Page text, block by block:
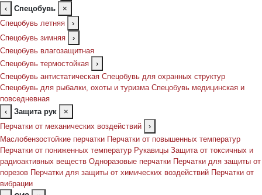
‹
Спецобувь
×
Спецобувь летняя
›
Спецобувь зимняя
›
Спецобувь влагозащитная
Спецобувь термостойкая
›
Спецобувь антистатическая Спецобувь для охранных структур
Спецобувь для рыбалки, охоты и туризма Спецобувь медицинская и
повседневная
‹
Защита рук
×
Перчатки от механических воздействий
›
Маслобензостойкие перчатки Перчатки от повышенных температур
Перчатки от пониженных температур Рукавицы Защита от токсичных и
радиоактивных веществ Одноразовые перчатки Перчатки для защиты от
порезов Перчатки для защиты от химических воздействий Перчатки от
вибрации